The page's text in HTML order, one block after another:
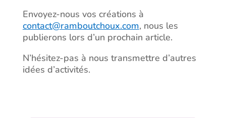
Envoyez-nous vos créations à
contact@ramboutchoux.com, nous les
publierons lors d’un prochain article.
N’hésitez-pas à nous transmettre d’autres
idées d’activités.